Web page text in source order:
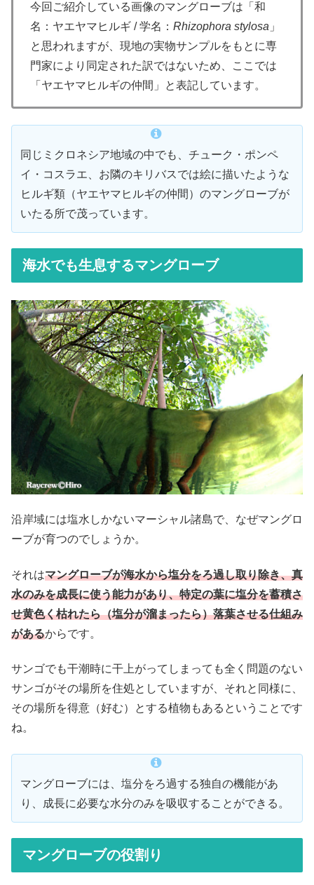
今回ご紹介している画像のマングローブは「和
名：ヤエヤマヒルギ / 学名： Rhizophora stylosa 」
と思われますが、現地の実物サンプルをもとに専
門家により同定された訳ではないため、ここでは
「ヤエヤマヒルギの仲間」と表記しています。
同じミクロネシア地域の中でも、チューク・ポンペ
イ・コスラエ、お隣のキリバスでは絵に描いたような
ヒルギ類（ヤエヤマヒルギの仲間）のマングローブが
いたる所で茂っています。
海水でも生息するマングローブ
沿岸域には塩水しかないマーシャル諸島で、なぜマングロ
ーブが育つのでしょうか。
それはマングローブが海水から塩分をろ過し取り除き、真
水のみを成長に使う能力があり、特定の葉に塩分を蓄積さ
せ黄色く枯れたら（塩分が溜まったら）落葉させる仕組み
があるからです。
サンゴでも干潮時に干上がってしまっても全く問題のない
サンゴがその場所を住処としていますが、それと同様に、
その場所を得意（好む）とする植物もあるということです
ね。
マングローブには、塩分をろ過する独自の機能があ
り、成長に必要な水分のみを吸収することができる。
マングローブの役割り